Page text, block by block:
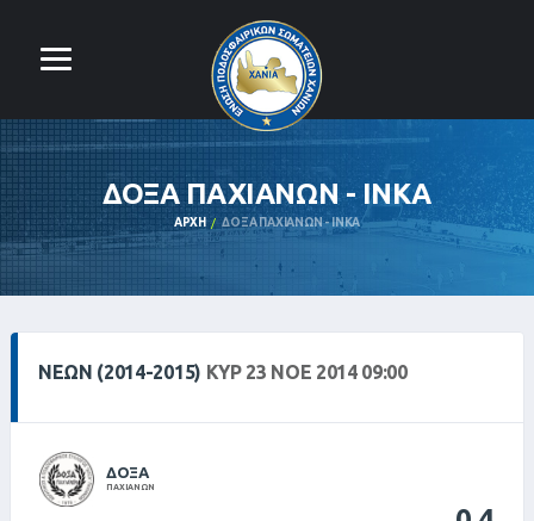
ΔΟΞΑ ΠΑΧΙΑΝΩΝ - ΙΝΚΑ
ΑΡΧΉ ΔΟΞΑ ΠΑΧΙΑΝΩΝ - ΙΝΚΑ
ΝΕΩΝ (2014-2015) ΚΥΡ 23 ΝΟΕ 2014 09:00
ΔΟΞΑ
ΠΑΧΙΑΝΩΝ